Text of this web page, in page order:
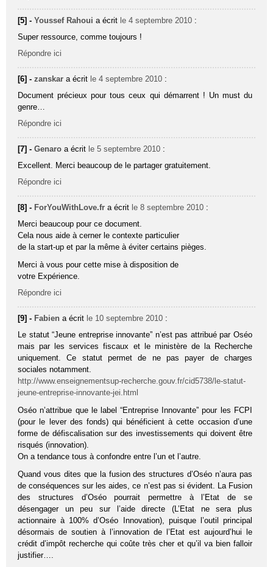
[5] -Youssef Rahoui a écrit le 4 septembre 2010 :
Super ressource, comme toujours !
Répondre ici
[6] -zanskar a écrit le 4 septembre 2010 :
Document précieux pour tous ceux qui démarrent ! Un must du
genre…
Répondre ici
[7] -Genaro a écrit le 5 septembre 2010 :
Excellent. Merci beaucoup de le partager gratuitement.
Répondre ici
[8] - ForYouWithLove.fr a écrit le 8 septembre 2010 :
Merci beaucoup pour ce document.
Cela nous aide à cerner le contexte particulier
de la start-up et par la même à éviter certains pièges.
Merci à vous pour cette mise à disposition de
votre Expérience.
Répondre ici
[9] - Fabien a écrit le 10 septembre 2010 :
Le statut “Jeune entreprise innovante” n’est pas attribué par Oséo
mais par les services fiscaux et le ministère de la Recherche
uniquement. Ce statut permet de ne pas payer de charges
sociales notamment.
http://www.enseignementsup-recherche.gouv.fr/cid5738/le-statut-
jeune-entreprise-innovante-jei.html
Oséo n’attribue que le label “Entreprise Innovante” pour les FCPI
(pour le lever des fonds) qui bénéficient à cette occasion d’une
forme de défiscalisation sur des investissements qui doivent être
risqués (innovation).
On a tendance tous à confondre entre l’un et l’autre.
Quand vous dites que la fusion des structures d’Oséo n’aura pas
de conséquences sur les aides, ce n’est pas si évident. La Fusion
des structures d’Oséo pourrait permettre à l’Etat de se
désengager un peu sur l’aide directe (L’Etat ne sera plus
actionnaire à 100% d’Oséo Innovation), puisque l’outil principal
désormais de soutien à l’innovation de l’Etat est aujourd’hui le
crédit d’impôt recherche qui coûte très cher et qu’il va bien falloir
justifier….